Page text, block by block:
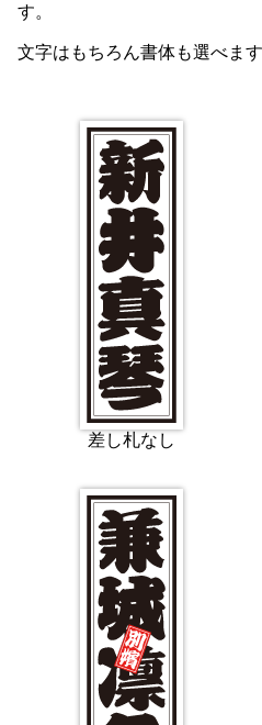
す。
文字はもちろん書体も選べます
差し札なし